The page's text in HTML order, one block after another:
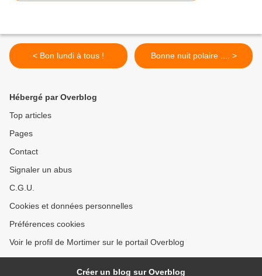
< Bon lundi à tous ! Bonne nuit polaire .... >
Hébergé par Overblog
Top articles
Pages
Contact
Signaler un abus
C.G.U.
Cookies et données personnelles
Préférences cookies
Voir le profil de Mortimer sur le portail Overblog
Créer un blog sur Overblog